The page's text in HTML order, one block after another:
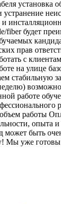
установка
устранение
fiber будет
прав
с
на улице
стабильную
работе
работы
опыта
может быть
Мы уже готовы